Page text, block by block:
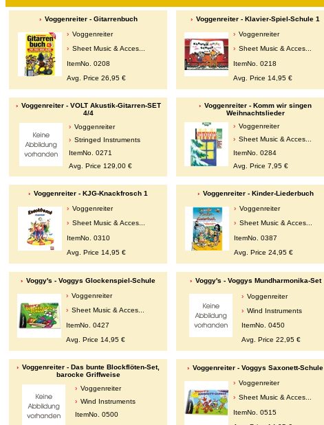
Voggenreiter - Gitarrenbuch
Voggenreiter
Sheet Music & Acces...
ItemNo. 0208
Avg. Price 26,95 €
Voggenreiter - Klavier-Spiel-Schule 1
Voggenreiter
Sheet Music & Acces...
ItemNo. 0218
Avg. Price 14,95 €
Voggenreiter - VOLT Akustik-Gitarren-SET
4/4
Voggenreiter
Stringed Instruments
ItemNo. 0271
Avg. Price 129,00 €
Voggenreiter - Komm wir singen
Weihnachtslieder
Voggenreiter
Sheet Music & Acces...
ItemNo. 0284
Avg. Price 7,95 €
Voggenreiter - KJG-Knackfrosch 1
Voggenreiter
Sheet Music & Acces...
ItemNo. 0310
Avg. Price 14,95 €
Voggenreiter - Kinder-Liederbuch
Voggenreiter
Sheet Music & Acces...
ItemNo. 0387
Avg. Price 24,95 €
Voggy's - Voggys Glockenspiel-Schule
Voggenreiter
Sheet Music & Acces...
ItemNo. 0427
Avg. Price 14,95 €
Voggy's - Voggys Mundharmonika-Set
Voggenreiter
Wind Instruments
ItemNo. 0450
Avg. Price 22,95 €
Voggenreiter - Das bunte Blockflöten-Set,
barocke Griffweise
Voggenreiter
Wind Instruments
ItemNo. 0500
Voggenreiter - Voggys Saxonett-Schule
Voggenreiter
Sheet Music & Acces...
ItemNo. 0515